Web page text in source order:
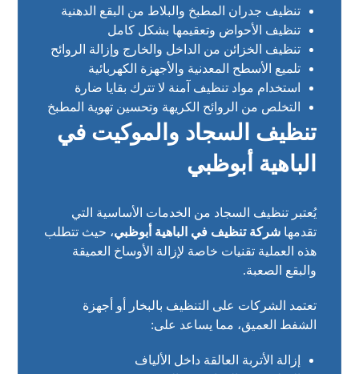
تنظيف جدران المطبخ والبلاط من البقع الدهنية
تنظيف الأحواض وتعقيمها بشكل كامل
تنظيف الخزائن من الداخل والخارج وإزالة الروائح
تلميع الأسطح المعدنية والأجهزة الكهربائية
استخدام مواد تنظيف آمنة لا تترك بقايا ضارة
التخلص من الروائح الكريهة وتحسين تهوية المطبخ
تنظيف السجاد والموكيت في
الباهية أبوظبي
يُعتبر تنظيف السجاد من الخدمات الأساسية التي
تقدمهاشركة تنظيف في الباهية أبوظبي، حيث تتطلب
هذه العملية تقنيات خاصة لإزالة الأوساخ العميقة
والبقع الصعبة.
تعتمد الشركات على التنظيف بالبخار أو أجهزة
الشفط العميق، مما يساعد على:
إزالة الأتربة العالقة داخل الألياف